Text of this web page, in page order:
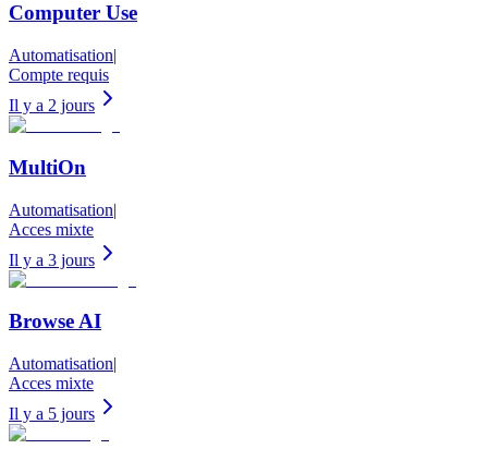
Computer Use
Automatisation|
Compte requis
Il y a 2 jours
MultiOn
Automatisation|
Acces mixte
Il y a 3 jours
Browse AI
Automatisation|
Acces mixte
Il y a 5 jours